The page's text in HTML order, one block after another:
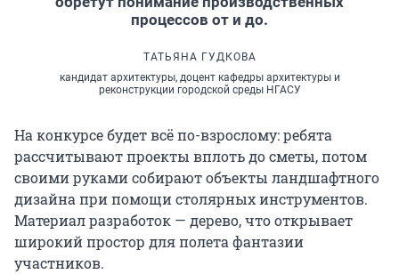
процессов от и до.
ТАТЬЯНА ГУДКОВА
кандидат архитектуры, доцент кафедры архитектуры и
реконструкции городской среды НГАСУ
На конкурсе будет всё по-взрослому: ребята
рассчитывают проекты вплоть до сметы, потом
своими руками собирают объекты ландшафтного
дизайна при помощи столярных инструментов.
Материал разработок — дерево, что открывает
широкий простор для полета фантазии
участников.